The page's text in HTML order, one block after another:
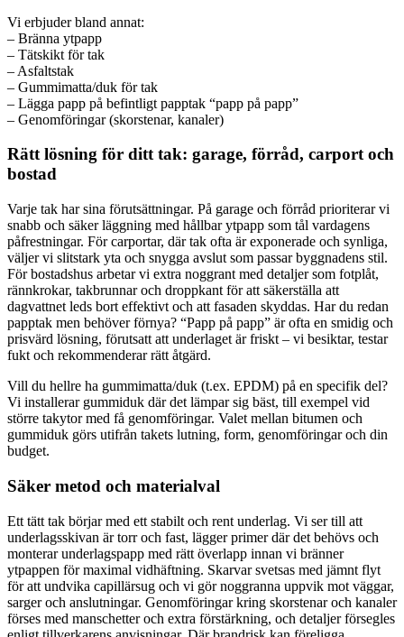
Vi erbjuder bland annat:
– Bränna ytpapp
– Tätskikt för tak
– Asfaltstak
– Gummimatta/duk för tak
– Lägga papp på befintligt papptak “papp på papp”
– Genomföringar (skorstenar, kanaler)
Rätt lösning för ditt tak: garage, förråd, carport och
bostad
Varje tak har sina förutsättningar. På garage och förråd prioriterar vi
snabb och säker läggning med hållbar ytpapp som tål vardagens
påfrestningar. För carportar, där tak ofta är exponerade och synliga,
väljer vi slitstark yta och snygga avslut som passar byggnadens stil.
För bostadshus arbetar vi extra noggrant med detaljer som fotplåt,
rännkrokar, takbrunnar och droppkant för att säkerställa att
dagvattnet leds bort effektivt och att fasaden skyddas. Har du redan
papptak men behöver förnya? “Papp på papp” är ofta en smidig och
prisvärd lösning, förutsatt att underlaget är friskt – vi besiktar, testar
fukt och rekommenderar rätt åtgärd.
Vill du hellre ha gummimatta/duk (t.ex. EPDM) på en specifik del?
Vi installerar gummiduk där det lämpar sig bäst, till exempel vid
större takytor med få genomföringar. Valet mellan bitumen och
gummiduk görs utifrån takets lutning, form, genomföringar och din
budget.
Säker metod och materialval
Ett tätt tak börjar med ett stabilt och rent underlag. Vi ser till att
underlagsskivan är torr och fast, lägger primer där det behövs och
monterar underlagspapp med rätt överlapp innan vi bränner
ytpappen för maximal vidhäftning. Skarvar svetsas med jämnt flyt
för att undvika capillärsug och vi gör noggranna uppvik mot väggar,
sarger och anslutningar. Genomföringar kring skorstenar och kanaler
förses med manschetter och extra förstärkning, och detaljer försegles